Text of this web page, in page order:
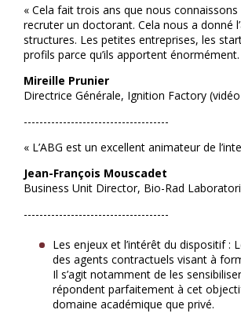
« Cela fait trois ans que nous
recruter un doctorant. Cela nous a donné
structures. Les petites entreprises, les
profils parce qu’ils apportent énormément.
Mireille Prunier
Directrice Générale, Ignition Factory
-------------------------------------
« L’ABG est un excellent animateur de
Jean-François Mouscadet
Business Unit Director, Bio-Rad
-------------------------------------
Les enjeux et l’intérêt du dispositif :
des agents contractuels visant à
Il s’agit notamment de les
répondent parfaitement à cet
domaine académique que privé.